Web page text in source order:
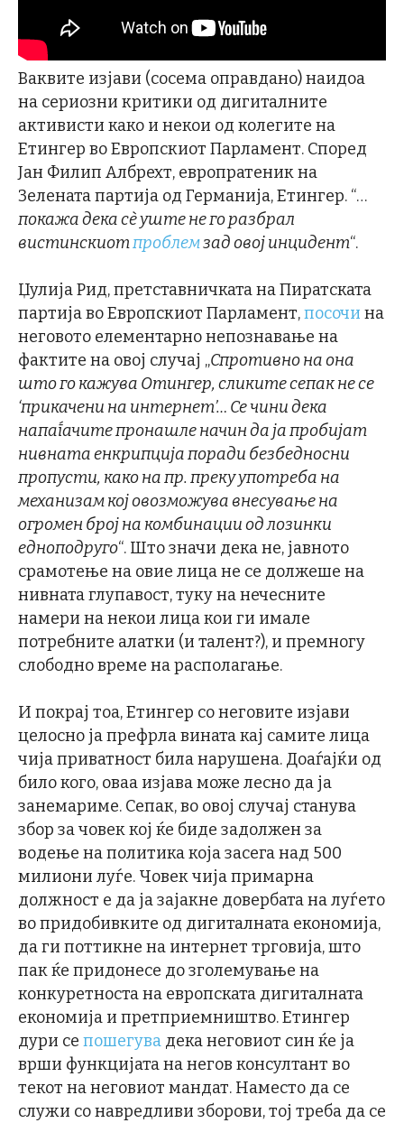
Ваквите изјави (сосема оправдано) наидоа
на сериозни критики од дигиталните
активисти како и некои од колегите на
Етингер во Европскиот Парламент. Според
Јан Филип Албрехт, европратеник на
Зелената партија од Германија, Етингер. “…
покажа декасèуште не го разбрал
вистинскиотпроблемзад овој инцидент“.
Џулија Рид, претставничката на Пиратската
партија во Европскиот Парламент,посочи на
неговото елементарно непознавање на
фактите на овој случај „Спротивно на она
што го кажува Отингер, сликите сепак не се
‘прикачени на интернет’… Се чини дека
напаѓачите пронашле начин да ја пробијат
нивната енкрипција поради безбедносни
пропусти, како на пр. преку употреба на
механизам кој овозможува внесување на
огромен број на комбинации од лозинки
едноподруго“. Што значи дека не, јавното
срамотење на овие лица не се должеше на
нивната глупавост, туку на нечесните
намери на некои лица кои ги имале
потребните алатки (и талент?), и премногу
слободно време на располагање.
И покрај тоа, Етингер со неговите изјави
целосно ја префрла вината кај самите лица
чија приватност била нарушена. Доаѓајќи од
било кого, оваа изјава може лесно да ја
занемариме. Сепак, во овој случај станува
збор за човек кој ќе биде задолжен за
водење на политика која засега над 500
милиони луѓе. Човек чија примарна
должност е да ја зајакне довербата на луѓето
во придобивките од дигиталната економија,
да ги поттикне на интернет трговија, што
пак ќе придонесе до зголемување на
конкуретноста на европската дигиталната
економија и претприемништво. Етингер
дури се пошегува дека неговиот син ќе ја
врши функцијата на негов консултант во
текот на неговиот мандат. Наместо да се
служи со навредливи зборови, тој треба да се